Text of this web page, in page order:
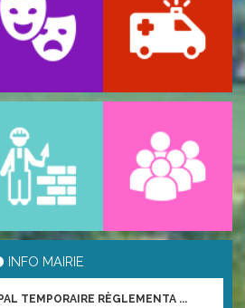
INFO MAIRIE
TEMPORAIRE RÈGLEMENTA ...